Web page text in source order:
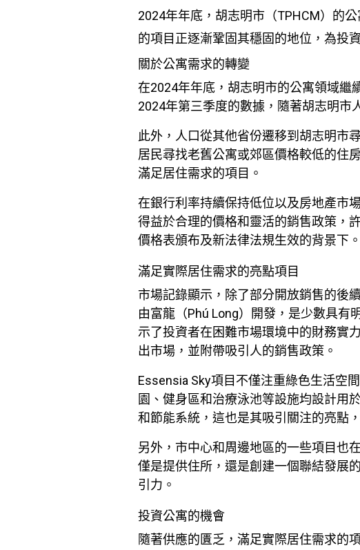
2024年年底，胡志明市（TPHCM）的
的項目正逐漸鞏固其穩固的地位，為投
關於公寓需求的轉變
在2024年年底，胡志明市的公寓領域繼
2024年第三季度的數據，隨著胡志明市
此外，人口從其他省份遷移到胡志明市
居民尋找老舊公寓或郊區價格較低的住
滿足居住需求的項目。
在銀行利率持續保持低位以及房地產市
得益於合理的價格和靈活的銷售政策，
價格表頒布及新法律法規生效的背景下。
滿足實際居住需求的亮點項目
市場記錄顯示，除了部分開放銷售的後
由富龍（Phú Long）開發，是少數具有
示了投資者在困難市場環境中的財務實
出市場，並附帶吸引人的銷售政策。
Essensia Sky項目不僅注重綠色生活空
園、健身區和治療泳池等設施均設計用
和節能系統，這也是其吸引關注的亮點
另外，市中心和周邊地區的一些項目也
僅是提供住所，還是創建一個聯結發展
引力。
投資公寓的機會
隨著供應的匱乏，滿足實際居住需求的